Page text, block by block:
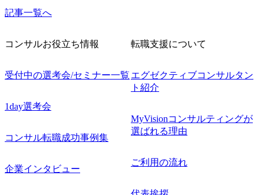
記事一覧へ
コンサルお役立ち情報
受付中の選考会/セミナー一覧
1day選考会
コンサル転職成功事例集
企業インタビュー
転職支援について
エグゼクティブコンサルタン
ト紹介
MyVisionコンサルティングが
選ばれる理由
ご利用の流れ